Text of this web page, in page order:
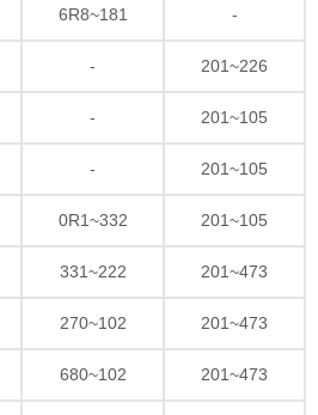
6R8~181 -
- 201~226
- 201~105
- 201~105
0R1~332 201~105
331~222 201~473
270~102 201~473
680~102 201~473